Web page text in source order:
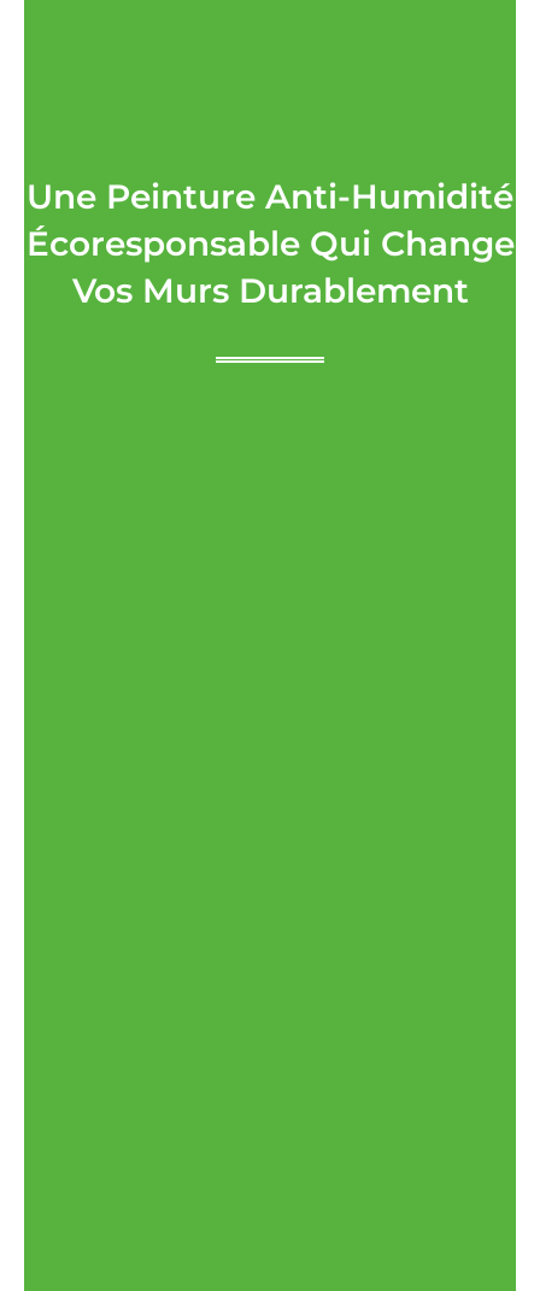
Une Peinture Anti-Humidité
Écoresponsable Qui Change
Vos Murs Durablement